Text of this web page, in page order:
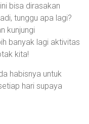
bisa dirasakan
tunggu apa lagi?
kunjungi
banyak lagi aktivitas
kita!
habisnya untuk
hari supaya